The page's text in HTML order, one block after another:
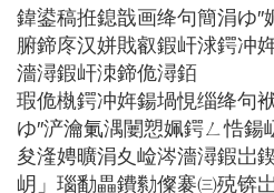
鍏鍙稿拰鎴戠画绛句簡涓ゆ
腑鍗庝汉姘戝叡鍜屽浗鍔冲
濇潯鍜屽洓鍗佹潯銆
瑕佹槸鍔冲姩鍚堝悓缁绛句
ゆ″浐瀹氭湡闄愬姵鍔ㄥ悎
夋湰娉曠涓夊崄涔濇潯鍜岀
岄」瑙勫畾鐨勬儏褰㈢殑锛